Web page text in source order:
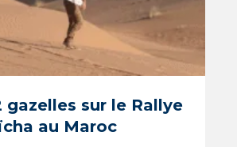
gazelles sur le Rallye
au Maroc